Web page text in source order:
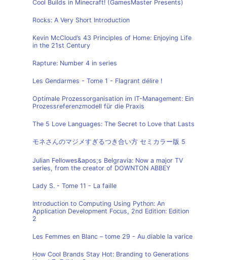
Cool Builds in Minecraft! (GamesMaster Presents)
Rocks: A Very Short Introduction
Kevin McCloud’s 43 Principles of Home: Enjoying Life
in the 21st Century
Rapture: Number 4 in series
Les Gendarmes - Tome 1 - Flagrant délire !
Optimale Prozessorganisation im IT-Management: Ein
Prozessreferenzmodell für die Praxis
The 5 Love Languages: The Secret to Love that Lasts
モネさんのマジメすぎるつき合い方 セミカラー版 5
Julian Fellowes&apos;s Belgravia: Now a major TV
series, from the creator of DOWNTON ABBEY
Lady S. - Tome 11 - La faille
Introduction to Computing Using Python: An
Application Development Focus, 2nd Edition: Edition
2
Les Femmes en Blanc – tome 29 - Au diable la varice
How Cool Brands Stay Hot: Branding to Generations